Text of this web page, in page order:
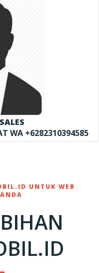
WA +6282310394585
UNTUK WEB